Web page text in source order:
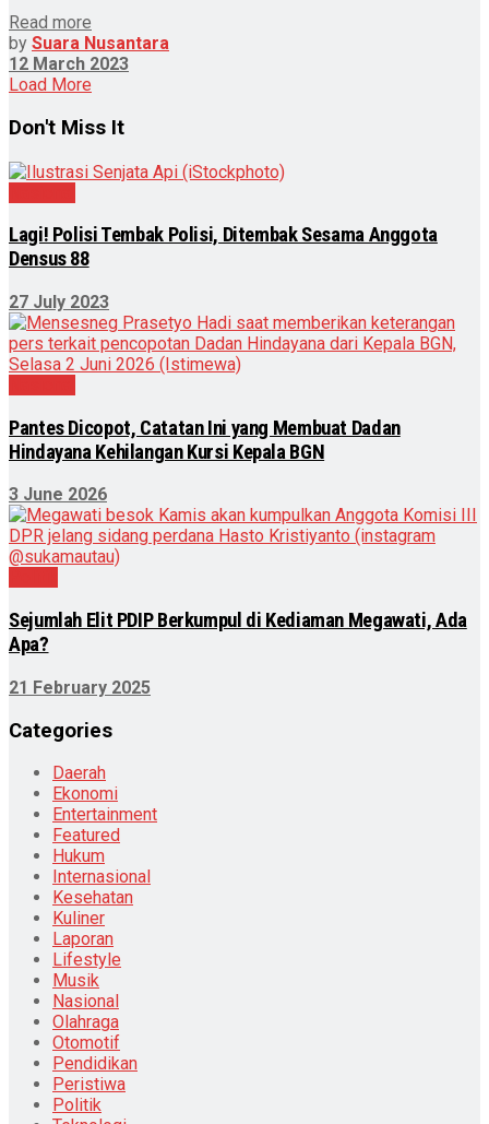
Read more
by Suara Nusantara
12 March 2023
Load More
Don't Miss It
Lagi! Polisi Tembak Polisi, Ditembak Sesama Anggota
Densus 88
27 July 2023
Pantes Dicopot, Catatan Ini yang Membuat Dadan
Hindayana Kehilangan Kursi Kepala BGN
3 June 2026
Sejumlah Elit PDIP Berkumpul di Kediaman Megawati, Ada
Apa?
21 February 2025
Categories
Daerah
Ekonomi
Entertainment
Featured
Hukum
Internasional
Kesehatan
Kuliner
Laporan
Lifestyle
Musik
Nasional
Olahraga
Otomotif
Pendidikan
Peristiwa
Politik